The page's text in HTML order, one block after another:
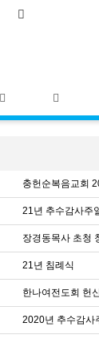
충헌순복음교회
21년 추수감사주
장경동목사 초청
21년 침례식
한나여전도회 헌
2020년 추수감사